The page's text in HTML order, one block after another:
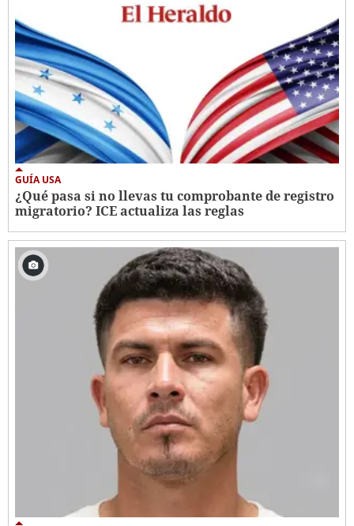
GUÍA USA
¿Qué pasa si no llevas tu comprobante de registro
migratorio? ICE actualiza las reglas